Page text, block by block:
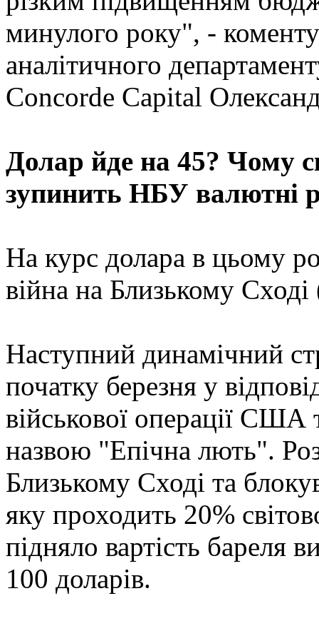
минулого року", -
аналітичного
Concorde Capital
Долар йде на 45? Чому
зупинить НБУ валютні
На курс долара в цьому
війна на Близькому
Наступний динамічний
початку березня у
військової операції США
назвою "Епічна лють".
Близькому Сході та
яку проходить 20%
підняло вартість бареля
100 доларів.